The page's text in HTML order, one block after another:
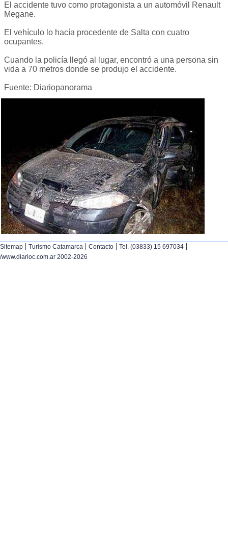
El accidente tuvo como protagonista a un automóvil Renault
Megane.
El vehículo lo hacía procedente de Salta con cuatro
ocupantes.
Cuando la policía llegó al lugar, encontró a una persona sin
vida a 70 metros donde se produjo el accidente.
Fuente: Diariopanorama
Sitemap | Turismo Catamarca | Contacto | Tel. (03833) 15 697034 |
/www.diarioc.com.ar 2002-2026